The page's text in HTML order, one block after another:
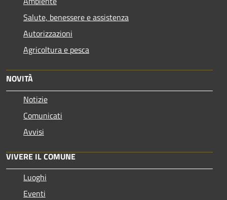
Salute, benessere e assistenza
Autorizzazioni
Agricoltura e pesca
NOVITÀ
Notizie
Comunicati
Avvisi
VIVERE IL COMUNE
Luoghi
Eventi